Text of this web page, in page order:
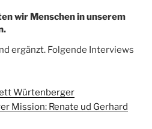
wir Menschen in unserem
ergänzt. Folgende Interviews
Würtenberger
Mission: Renate ud Gerhard